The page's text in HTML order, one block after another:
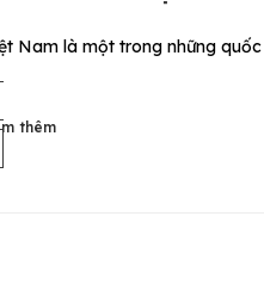
Nam là một trong những
thêm